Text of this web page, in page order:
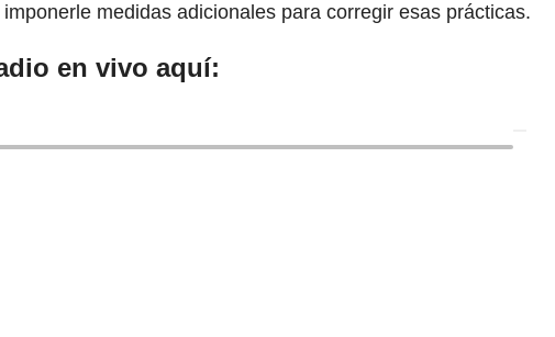
medidas adicionales para corregir esas prácticas.
en vivo aquí: